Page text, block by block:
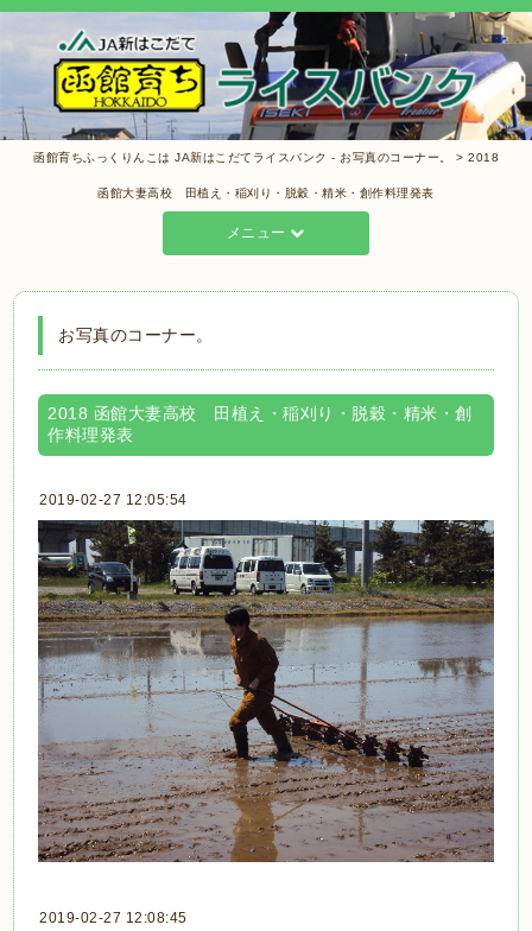
函館育ちふっくりんこは JA新はこだてライスバンク - お写真のコーナー。 > 2018
函館大妻高校 田植え・稲刈り・脱穀・精米・創作料理発表
メニュー
お写真のコーナー。
2018 函館大妻高校 田植え・稲刈り・脱穀・精米・創
作料理発表
2019-02-27 12:05:54
2019-02-27 12:08:45